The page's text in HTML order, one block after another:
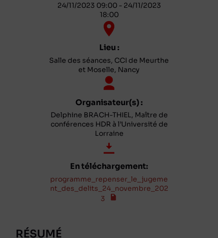
24/11/2023 09:00 - 24/11/2023
18:00
Lieu :
Salle des séances, CCI de Meurthe
et Moselle, Nancy
Organisateur(s) :
Delphine BRACH-THIEL, Maître de
conférences HDR à l’Université de
Lorraine
En téléchargement:
programme_repenser_le_jugeme
nt_des_delits_24_novembre_202
3
RÉSUMÉ